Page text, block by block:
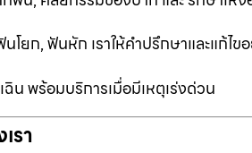
โยก, ฟันหัก เราให้คำปรึกษาและแก้ไข
น พร้อมบริการเมื่อมีเหตุเร่งด่วน
รา